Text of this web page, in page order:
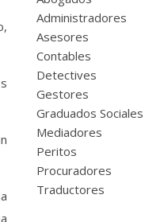
Administradores
Asesores
Contables
Detectives
Gestores
Graduados Sociales
Mediadores
Peritos
Procuradores
Traductores